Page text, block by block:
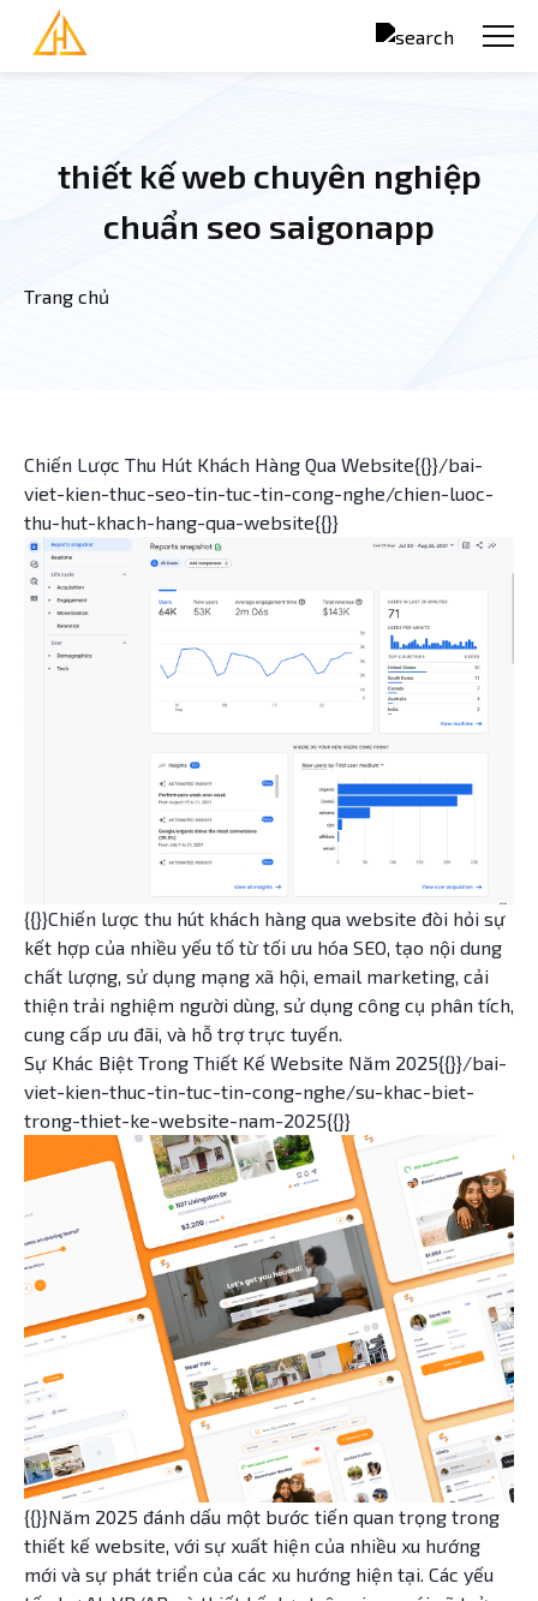
Nhảy đến nội dung
thiết kế web chuyên nghiệp
chuẩn seo saigonapp
Bạn đang ở đây
Trang chủ
Chiến Lược Thu Hút Khách Hàng Qua Website{{}}/bai-
viet-kien-thuc-seo-tin-tuc-tin-cong-nghe/chien-luoc-
thu-hut-khach-hang-qua-website{{}}
{{}}Chiến lược thu hút khách hàng qua website đòi hỏi sự
kết hợp của nhiều yếu tố từ tối ưu hóa SEO, tạo nội dung
chất lượng, sử dụng mạng xã hội, email marketing, cải
thiện trải nghiệm người dùng, sử dụng công cụ phân tích,
cung cấp ưu đãi, và hỗ trợ trực tuyến.
Sự Khác Biệt Trong Thiết Kế Website Năm 2025{{}}/bai-
viet-kien-thuc-tin-tuc-tin-cong-nghe/su-khac-biet-
trong-thiet-ke-website-nam-2025{{}}
{{}}Năm 2025 đánh dấu một bước tiến quan trọng trong
thiết kế website, với sự xuất hiện của nhiều xu hướng
mới và sự phát triển của các xu hướng hiện tại. Các yếu